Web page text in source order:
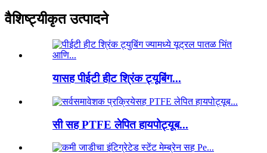
वैशिष्ट्यीकृत उत्पादने
यासह पीईटी हीट श्रिंक ट्यूबिंग...
सी सह PTFE लेपित हायपोट्यूब...